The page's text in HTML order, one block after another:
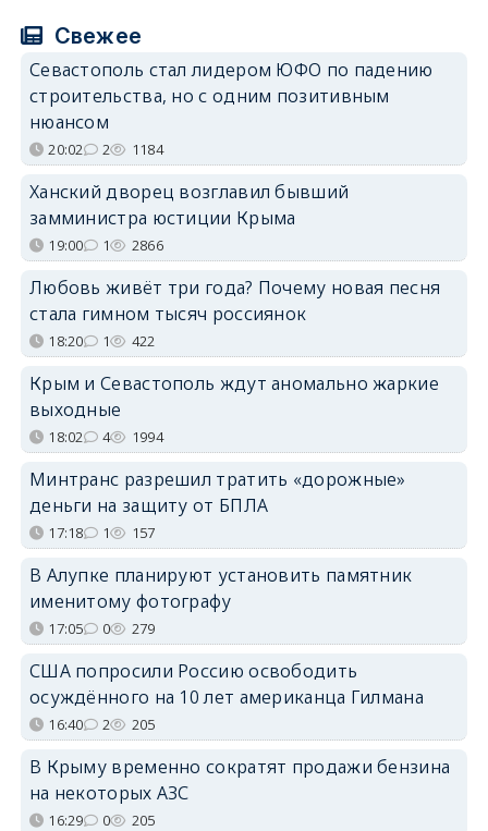
Свежее
Севастополь стал лидером ЮФО по падению
строительства, но с одним позитивным
нюансом
20:02 2 1184
Ханский дворец возглавил бывший
замминистра юстиции Крыма
19:00 1 2866
Любовь живёт три года? Почему новая песня
стала гимном тысяч россиянок
18:20 1 422
Крым и Севастополь ждут аномально жаркие
выходные
18:02 4 1994
Минтранс разрешил тратить «дорожные»
деньги на защиту от БПЛА
17:18 1 157
В Алупке планируют установить памятник
именитому фотографу
17:05 0 279
США попросили Россию освободить
осуждённого на 10 лет американца Гилмана
16:40 2 205
В Крыму временно сократят продажи бензина
на некоторых АЗС
16:29 0 205